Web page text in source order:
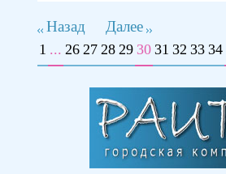
Назад Далее
1 ... 26 27 28 29 30 31 32 33 34